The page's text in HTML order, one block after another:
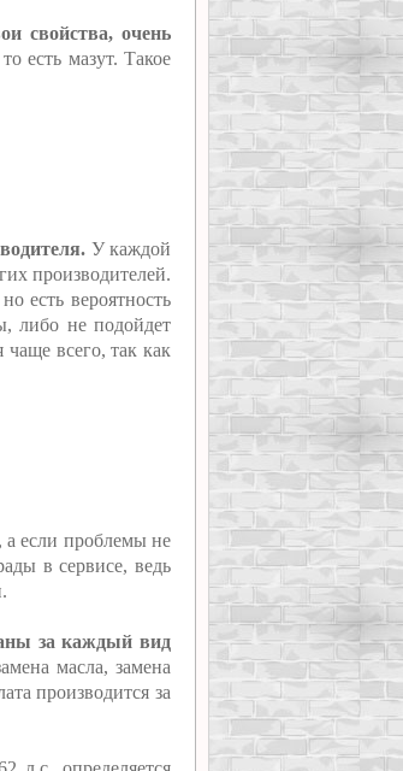
свойства, очень
есть мазут. Такое
У каждой
производителей.
есть вероятность
либо не подойдет
всего, так как
а если проблемы не
в сервисе, ведь
за каждый вид
масла, замена
производится за